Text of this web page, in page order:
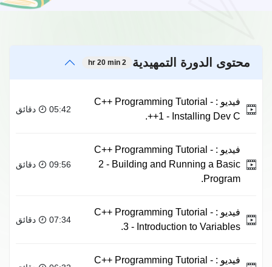
محتوى الدورة التمهيدية 2 hr 20 min
فيديو : C++ Programming Tutorial -
1 - Installing Dev C++.
05:42 دقائق
فيديو : C++ Programming Tutorial -
2 - Building and Running a Basic
Program.
09:56 دقائق
فيديو : C++ Programming Tutorial -
3 - Introduction to Variables.
07:34 دقائق
فيديو : C++ Programming Tutorial -